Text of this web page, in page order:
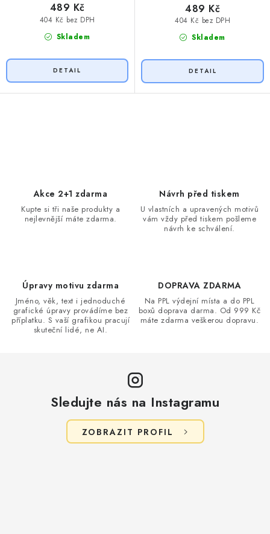
Skladem
404 Kč bez DPH
489 Kč
Skladem
404 Kč bez DPH
489 Kč
y
Akce 2+1 zdarma
Kupte si tři naše produkty a
nejlevnější máte zdarma.
Návrh před tiskem
U vlastních a upravených motivů
vám vždy před tiskem pošleme
návrh ke schválení.
Úpravy motivu zdarma
Jméno, věk, text i jednoduché
grafické úpravy provádíme bez
příplatku. S vaší grafikou pracují
skuteční lidé, ne AI.
DOPRAVA ZDARMA
Na PPL výdejní místa a do PPL
boxů doprava darma. Od 999 Kč
máte zdarma veškerou dopravu.
Sledujte nás na Instagramu
ZOBRAZIT PROFIL